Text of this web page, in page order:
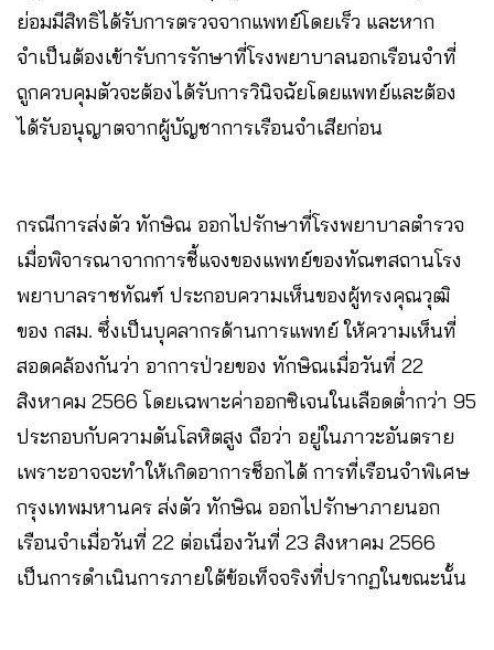
ย่อมมีสิทธิได้รับการตรวจจากแพทย์โดยเร็ว และหาก
จำเป็นต้องเข้ารับการรักษาที่โรงพยาบาลนอกเรือนจำที่
ถูกควบคุมตัวจะต้องได้รับการวินิจฉัยโดยแพทย์และต้อง
ได้รับอนุญาตจากผู้บัญชาการเรือนจำเสียก่อน
กรณีการส่งตัว ทักษิณ ออกไปรักษาที่โรงพยาบาลตำรวจ
เมื่อพิจารณาจากการชี้แจงของแพทย์ของทัณฑสถานโรง
พยาบาลราชทัณฑ์ ประกอบความเห็นของผู้ทรงคุณวุฒิ
ของ กสม. ซึ่งเป็นบุคลากรด้านการแพทย์ ให้ความเห็นที่
สอดคล้องกันว่า อาการป่วยของ ทักษิณเมื่อวันที่ 22
สิงหาคม 2566 โดยเฉพาะค่าออกซิเจนในเลือดต่ำกว่า 95
ประกอบกับความดันโลหิตสูง ถือว่า อยู่ในภาวะอันตราย
เพราะอาจจะทำให้เกิดอาการช็อกได้ การที่เรือนจำพิเศษ
กรุงเทพมหานคร ส่งตัว ทักษิณ ออกไปรักษาภายนอก
เรือนจำเมื่อวันที่ 22 ต่อเนื่องวันที่ 23 สิงหาคม 2566
เป็นการดำเนินการภายใต้ข้อเท็จจริงที่ปรากฏในขณะนั้น